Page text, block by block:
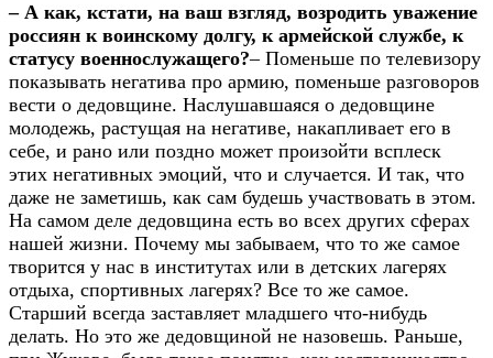
– А как, кстати, на ваш взгляд, возродить уважение
россиян к воинскому долгу, к армейской службе, к
статусу военнослужащего?– Поменьше по телевизору
показывать негатива про армию, поменьше разговоров
вести о дедовщине. Наслушавшаяся о дедовщине
молодежь, растущая на негативе, накапливает его в
себе, и рано или поздно может произойти всплеск
этих негативных эмоций, что и случается. И так, что
даже не заметишь, как сам будешь участвовать в этом.
На самом деле дедовщина есть во всех других сферах
нашей жизни. Почему мы забываем, что то же самое
творится у нас в институтах или в детских лагерях
отдыха, спортивных лагерях? Все то же самое.
Старший всегда заставляет младшего что-нибудь
делать. Но это же дедовщиной не назовешь. Раньше,